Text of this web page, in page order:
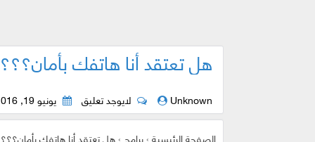
Unknown لايوجد تعليق يونيو 19, 2016